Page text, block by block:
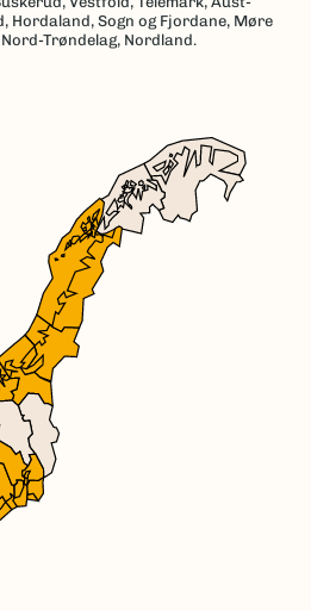
Hordaland, Sogn og Fjordane, Møre
Nord-Trøndelag, Nordland.